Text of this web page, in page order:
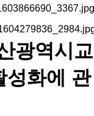
광역시교
성화에 관